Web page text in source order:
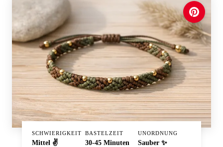
SCHWIERIGKEIT
Mittel ✌️
BASTELZEIT
30-45 Minuten
UNORDNUNG
Sauber ✨